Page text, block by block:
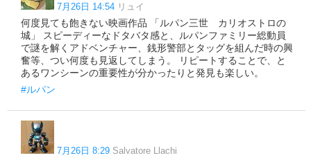
7月26日 14:54 リュイ
何度見ても飽きない映画作品 「ルパン三世 カリオストロの
城」 スピーディーなドタバタ感と、ルパンファミリー総動員
で謎を解くアドベンチャー、銭形警部とタッグを組んだ時の興
奮等、つい何度も見返してしまう。 リピートすることで、と
あるワンシーンの重要性が分かったりと発見も楽しい。
#ルパン
7月26日 8:29 Salvatore Llachi